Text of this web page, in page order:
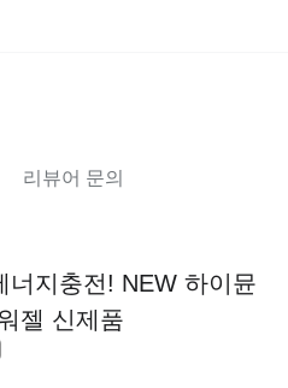
리뷰어 문의
너지충전! NEW 하이뮨
젤 신제품